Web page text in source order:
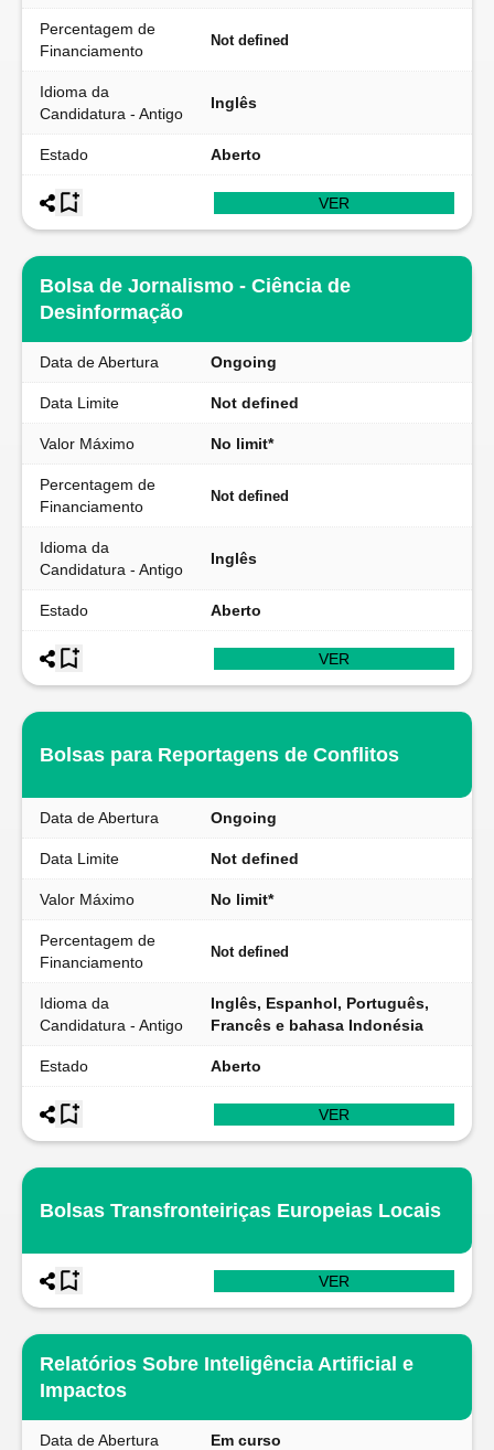
Percentagem de
Financiamento
Not defined
Idioma da
Candidatura - Antigo
Inglês
Estado Aberto
VER
Bolsa de Jornalismo - Ciência de
Desinformação
Data de Abertura Ongoing
Data Limite Not defined
Valor Máximo No limit*
Percentagem de
Financiamento
Not defined
Idioma da
Candidatura - Antigo
Inglês
Estado Aberto
VER
Bolsas para Reportagens de Conflitos
Data de Abertura Ongoing
Data Limite Not defined
Valor Máximo No limit*
Percentagem de
Financiamento
Not defined
Idioma da
Candidatura - Antigo
Inglês, Espanhol, Português,
Francês e bahasa Indonésia
Estado Aberto
VER
Bolsas Transfronteiriças Europeias Locais
VER
Relatórios Sobre Inteligência Artificial e
Impactos
Data de Abertura Em curso